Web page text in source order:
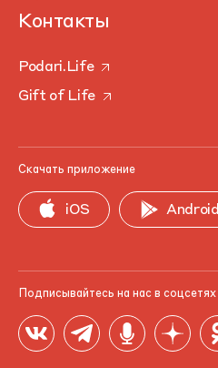
Контакты
Podari.Life
Gift of Life
Скачать приложение
iOS Android
Подписывайтесь на нас в соцсетях